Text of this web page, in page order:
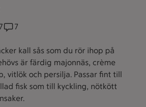
Receptet har 7 kommentarer
7
kall sås som du rör ihop på
är färdig majonnäs, crème
vitlök och persilja. Passar fint till
fisk som till kyckling, nötkött